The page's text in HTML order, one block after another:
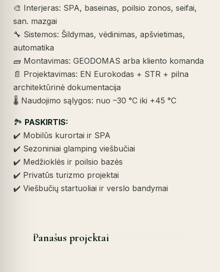
🎨 Interjeras: SPA, baseinas, poilsio zonos, seifai,
san. mazgai
🔧 Sistemos: Šildymas, vėdinimas, apšvietimas,
automatika
🧱 Montavimas: GEODOMAS arba kliento komanda
📄 Projektavimas: EN Eurokodas + STR + pilna
architektūrinė dokumentacija
🌡️ Naudojimo sąlygos: nuo –30 °C iki +45 °C
🏞️ PASKIRTIS:
✔️ Mobilūs kurortai ir SPA
✔️ Sezoniniai glamping viešbučiai
✔️ Medžioklės ir poilsio bazės
✔️ Privatūs turizmo projektai
✔️ Viešbučių startuoliai ir verslo bandymai
Panašus projektai